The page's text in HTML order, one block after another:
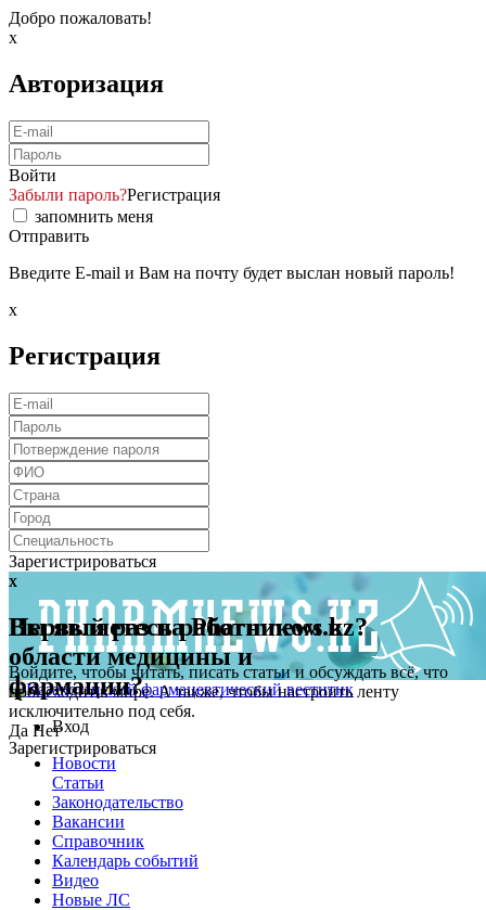
Добро пожаловать!
x
Авторизация
Войти
Забыли пароль?Регистрация
запомнить меня
Отправить
Введите E-mail и Вам на почту будет выслан новый пароль!
x
Регистрация
Зарегистрироваться
x
Первый раз на Pharmnews.kz?
Войдите, чтобы читать, писать статьи и обсуждать всё, что
происходит в мире. А также, чтобы настроить ленту
исключительно под себя.
Зарегистрироваться
x
Вы являетесь работником в
области медицины и
фармации?
Да НетВход
Новости
Статьи
Законодательство
Вакансии
Справочник
Календарь событий
Видео
Новые ЛС